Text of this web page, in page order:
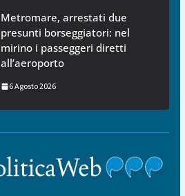
Metromare, arrestati due
presunti borseggiatori: nel
mirino i passeggeri diretti
all’aeroporto
6 Agosto 2026